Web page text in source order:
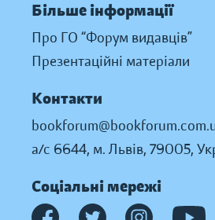
Більше інформації
Про ГО “Форум видавців”
Презентаційні матеріали
Контакти
а/с 6644, м. Львів, 79005,
Соціальні мережі